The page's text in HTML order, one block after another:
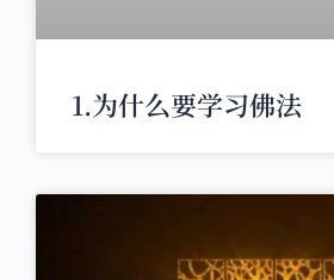
1.为什么要学习佛法